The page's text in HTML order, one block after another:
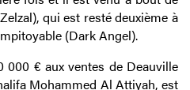
qui est resté deuxième à
(Dark Angel).
000 € aux ventes de Deauville
Mohammed Al Attiyah, est